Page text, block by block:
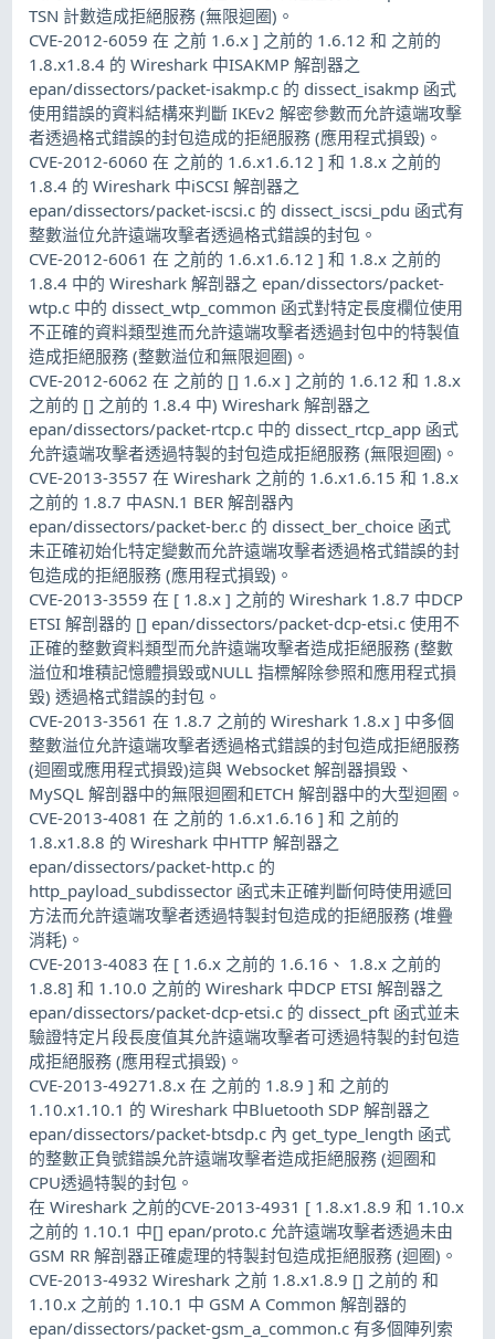
TSN 計數造成拒絕服務 (無限迴圈)。
CVE-2012-6059 在 之前 1.6.x ] 之前的 1.6.12 和 之前的
1.8.x1.8.4 的 Wireshark 中ISAKMP 解剖器之
epan/dissectors/packet-isakmp.c 的 dissect_isakmp 函式
使用錯誤的資料結構來判斷 IKEv2 解密參數而允許遠端攻擊
者透過格式錯誤的封包造成的拒絕服務 (應用程式損毀)。
CVE-2012-6060 在 之前的 1.6.x1.6.12 ] 和 1.8.x 之前的
1.8.4 的 Wireshark 中iSCSI 解剖器之
epan/dissectors/packet-iscsi.c 的 dissect_iscsi_pdu 函式有
整數溢位允許遠端攻擊者透過格式錯誤的封包。
CVE-2012-6061 在 之前的 1.6.x1.6.12 ] 和 1.8.x 之前的
1.8.4 中的 Wireshark 解剖器之 epan/dissectors/packet-
wtp.c 中的 dissect_wtp_common 函式對特定長度欄位使用
不正確的資料類型進而允許遠端攻擊者透過封包中的特製值
造成拒絕服務 (整數溢位和無限迴圈)。
CVE-2012-6062 在 之前的 [] 1.6.x ] 之前的 1.6.12 和 1.8.x
之前的 [] 之前的 1.8.4 中) Wireshark 解剖器之
epan/dissectors/packet-rtcp.c 中的 dissect_rtcp_app 函式
允許遠端攻擊者透過特製的封包造成拒絕服務 (無限迴圈)。
CVE-2013-3557 在 Wireshark 之前的 1.6.x1.6.15 和 1.8.x
之前的 1.8.7 中ASN.1 BER 解剖器內
epan/dissectors/packet-ber.c 的 dissect_ber_choice 函式
未正確初始化特定變數而允許遠端攻擊者透過格式錯誤的封
包造成的拒絕服務 (應用程式損毀)。
CVE-2013-3559 在 [ 1.8.x ] 之前的 Wireshark 1.8.7 中DCP
ETSI 解剖器的 [] epan/dissectors/packet-dcp-etsi.c 使用不
正確的整數資料類型而允許遠端攻擊者造成拒絕服務 (整數
溢位和堆積記憶體損毀或NULL 指標解除參照和應用程式損
毀) 透過格式錯誤的封包。
CVE-2013-3561 在 1.8.7 之前的 Wireshark 1.8.x ] 中多個
整數溢位允許遠端攻擊者透過格式錯誤的封包造成拒絕服務
(迴圈或應用程式損毀)這與 Websocket 解剖器損毀、
MySQL 解剖器中的無限迴圈和ETCH 解剖器中的大型迴圈。
CVE-2013-4081 在 之前的 1.6.x1.6.16 ] 和 之前的
1.8.x1.8.8 的 Wireshark 中HTTP 解剖器之
epan/dissectors/packet-http.c 的
http_payload_subdissector 函式未正確判斷何時使用遞回
方法而允許遠端攻擊者透過特製封包造成的拒絕服務 (堆疊
消耗)。
CVE-2013-4083 在 [ 1.6.x 之前的 1.6.16、 1.8.x 之前的
1.8.8] 和 1.10.0 之前的 Wireshark 中DCP ETSI 解剖器之
epan/dissectors/packet-dcp-etsi.c 的 dissect_pft 函式並未
驗證特定片段長度值其允許遠端攻擊者可透過特製的封包造
成拒絕服務 (應用程式損毀)。
CVE-2013-49271.8.x 在 之前的 1.8.9 ] 和 之前的
1.10.x1.10.1 的 Wireshark 中Bluetooth SDP 解剖器之
epan/dissectors/packet-btsdp.c 內 get_type_length 函式
的整數正負號錯誤允許遠端攻擊者造成拒絕服務 (迴圈和
CPU透過特製的封包。
在 Wireshark 之前的CVE-2013-4931 [ 1.8.x1.8.9 和 1.10.x
之前的 1.10.1 中[] epan/proto.c 允許遠端攻擊者透過未由
GSM RR 解剖器正確處理的特製封包造成拒絕服務 (迴圈)。
CVE-2013-4932 Wireshark 之前 1.8.x1.8.9 [] 之前的 和
1.10.x 之前的 1.10.1 中 GSM A Common 解剖器的
epan/dissectors/packet-gsm_a_common.c 有多個陣列索